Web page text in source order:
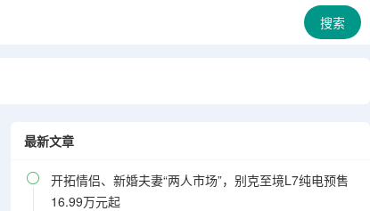
搜索
最新文章

开拓情侣、新婚夫妻“两人市场”，别克至境L7纯电预售
16.99万元起